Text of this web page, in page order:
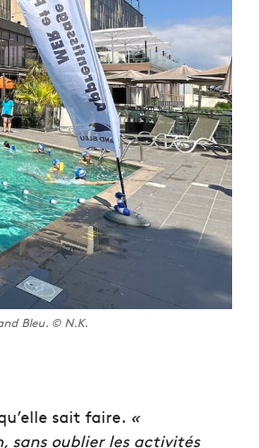
Bleu. © N.K.
sait faire. «
sans oublier les activités